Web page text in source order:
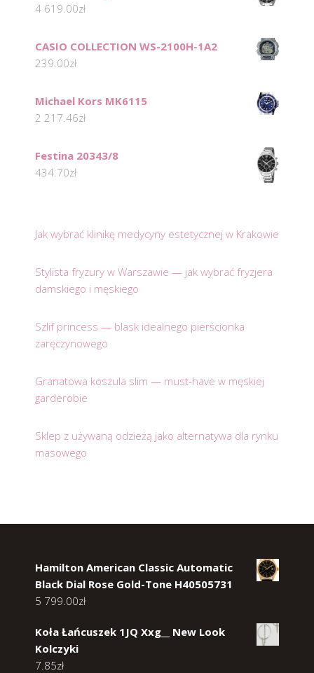
4 619.00zł
CASIO COLLECTION WS-2100H-1A2
239.00zł
Michael Kors MK6115
2 217.46zł
Festina 20343/8
434.70zł
Jak wybrać klinikę medycyny estetycznej w Krakowie
Stylista fryzury w Warszawie — jak wybrać fryzjera
damskiego i męskiego
Szlif princess — blask idealnego pierścionka
zaręczynowego
Granatowa koszula slim — must-have w męskiej
garderobie
Sklep z używaną odzieżą jako alternatywa dla rynku
masowego
Hamilton American Classic Automatic
Black Dial Rose Gold-Tone H40505731
5 799.00zł
Koła Łańcuszek 1JQ Xxg__ New Look
Kolczyki
7.85zł